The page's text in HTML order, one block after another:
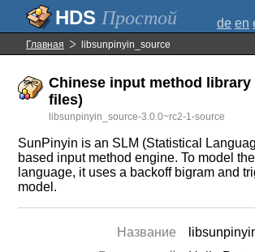
Простой de en
Главная libsunpinyin_source
Chinese input method library
files)
libsunpinyin_source-3.0.0~rc2-1-source
SunPinyin is an SLM (Statistical
based input method engine. To model
language, it uses a backoff bigram and
model.
Название